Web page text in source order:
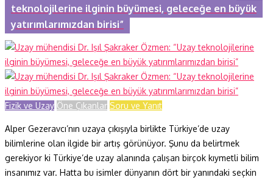
teknolojilerine ilginin büyümesi, geleceğe en büyük
yatırımlarımızdan birisi”
Fizik ve Uzay Öne Çıkanlar Soru ve Yanıt
Alper Gezeravcı’nın uzaya çıkışıyla birlikte Türkiye’de uzay
bilimlerine olan ilgide bir artış görünüyor. Şunu da belirtmek
gerekiyor ki Türkiye’de uzay alanında çalışan birçok kıymetli bilim
insanımız var. Hatta bu isimler dünyanın dört bir yanındaki seçkin